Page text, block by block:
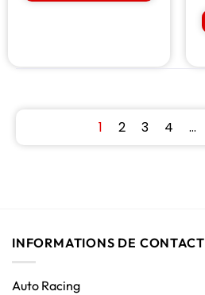
1 2 3 4 …
INFORMATIONS DE CONTACT
Auto Racing